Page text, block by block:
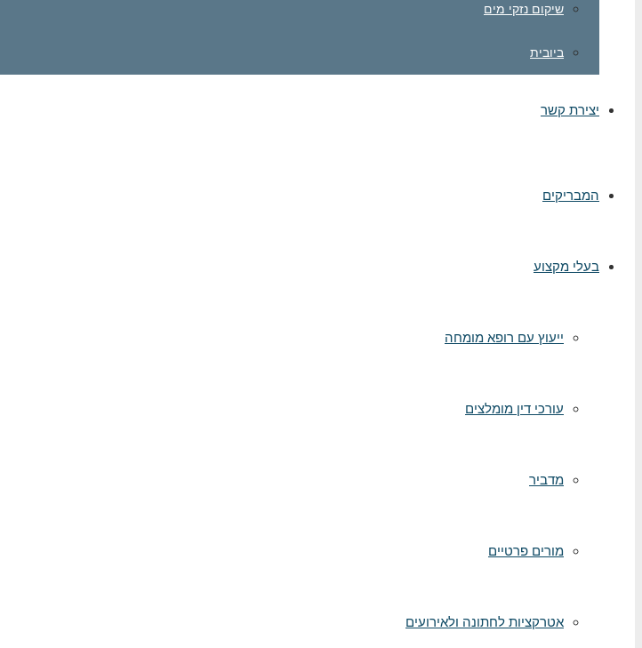
שיקום נזקי מים
ביובית
יצירת קשר
המבריקים
בעלי מקצוע
ייעוץ עם רופא מומחה
עורכי דין מומלצים
מדביר
מורים פרטיים
אטרקציות לחתונה ולאירועים